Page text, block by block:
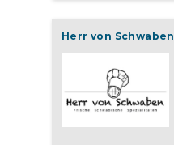
Herr von Schwaben